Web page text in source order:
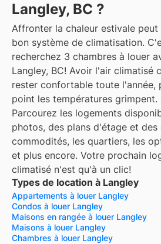
Langley, BC ?
Affronter la chaleur estivale
bon système de climatisation.
recherchez 3 chambres à louer
Langley, BC! Avoir l'air climatisé
rester confortable toute l'année,
point les températures grimpent.
Parcourez les logements
photos, des plans d'étage et des
commodités, les quartiers, les
et plus encore. Votre prochain
climatisé n'est qu'à un clic!
Types de location à Langley
Appartements à louer Langley
Condos à louer Langley
Maisons en rangée à louer Langley
Maisons à louer Langley
Chambres à louer Langley